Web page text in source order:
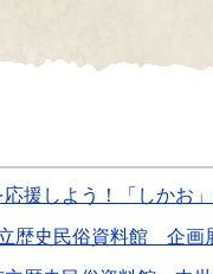
援しよう！「しかお
歴史民俗資料館 企画